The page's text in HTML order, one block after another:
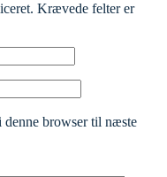
Krævede felter er
browser til næste